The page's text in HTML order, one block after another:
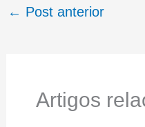
← Post anterior
Artigos